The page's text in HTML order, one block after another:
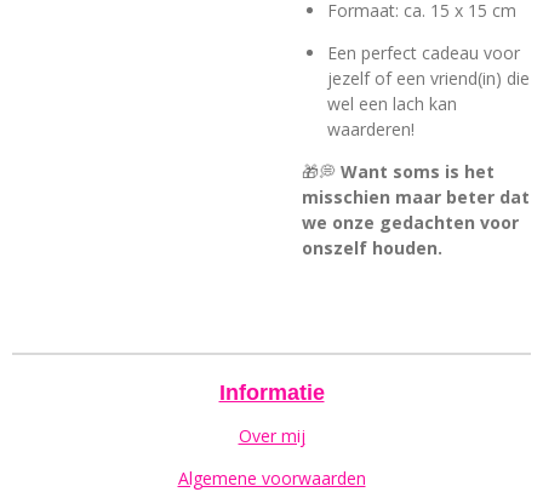
Formaat: ca. 15 x 15 cm
Een perfect cadeau voor
jezelf of een vriend(in) die
wel een lach kan
waarderen!
🎁💭 Want soms is het
misschien maar beter dat
we onze gedachten voor
onszelf houden.
Informatie
Over mij
Algemene voorwaarden